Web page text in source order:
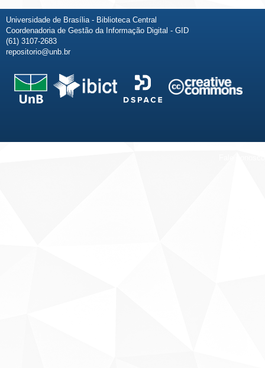
Universidade de Brasília - Biblioteca Central
Coordenadoria de Gestão da Informação Digital - GID
(61) 3107-2683
repositorio@unb.br